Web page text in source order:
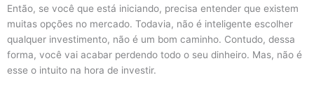
Então, se você que está iniciando, precisa entender que existem
muitas opções no mercado. Todavia, não é inteligente escolher
qualquer investimento, não é um bom caminho. Contudo, dessa
forma, você vai acabar perdendo todo o seu dinheiro. Mas, não é
esse o intuito na hora de investir.